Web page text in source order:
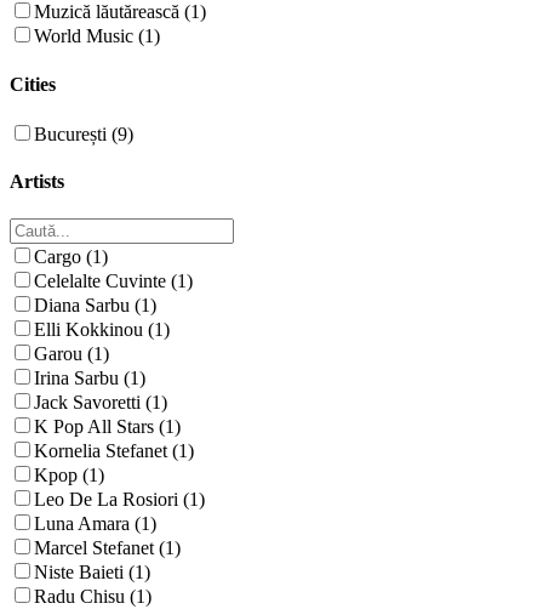
Muzică lăutărească (1)
World Music (1)
Cities
București (9)
Artists
Cargo (1)
Celelalte Cuvinte (1)
Diana Sarbu (1)
Elli Kokkinou (1)
Garou (1)
Irina Sarbu (1)
Jack Savoretti (1)
K Pop All Stars (1)
Kornelia Stefanet (1)
Kpop (1)
Leo De La Rosiori (1)
Luna Amara (1)
Marcel Stefanet (1)
Niste Baieti (1)
Radu Chisu (1)